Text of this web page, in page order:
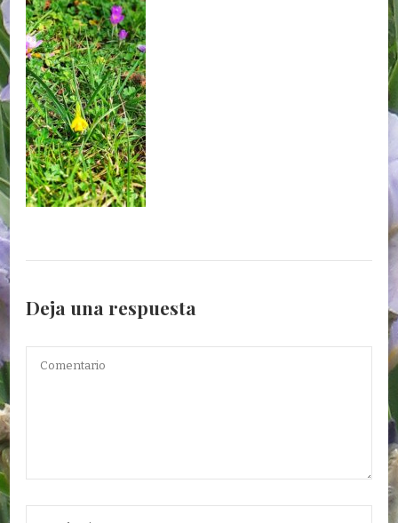
Deja una respuesta